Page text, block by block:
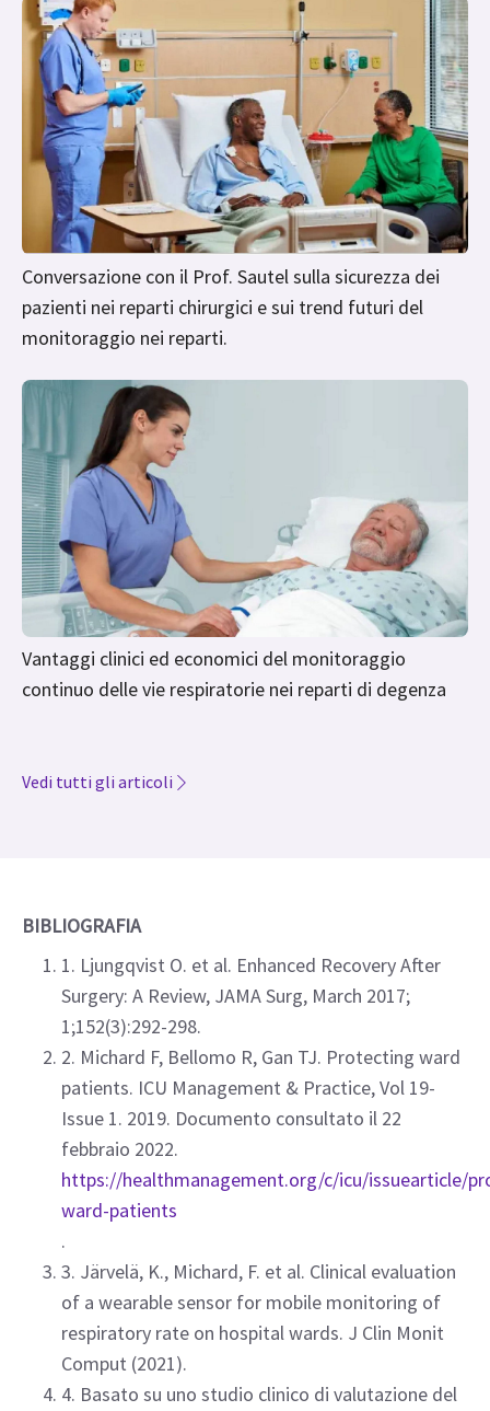
Conversazione con il Prof. Sautel sulla sicurezza dei
pazienti nei reparti chirurgici e sui trend futuri del
monitoraggio nei reparti.
Vantaggi clinici ed economici del monitoraggio
continuo delle vie respiratorie nei reparti di degenza
Vedi tutti gli articoli
BIBLIOGRAFIA
1. Ljungqvist O. et al. Enhanced Recovery After
Surgery: A Review, JAMA Surg, March 2017;
1;152(3):292-298.
2. Michard F, Bellomo R, Gan TJ. Protecting ward
patients. ICU Management & Practice, Vol 19-
Issue 1. 2019. Documento consultato il 22
febbraio 2022.
https://healthmanagement.org/c/icu/issuearticle/
ward-patients
.
3. Järvelä, K., Michard, F. et al. Clinical evaluation
of a wearable sensor for mobile monitoring of
respiratory rate on hospital wards. J Clin Monit
Comput (2021).
4. Basato su uno studio clinico di valutazione del